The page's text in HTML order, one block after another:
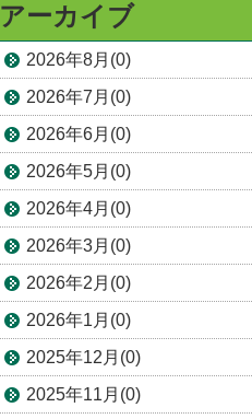
アーカイブ
2026年8月(0)
2026年7月(0)
2026年6月(0)
2026年5月(0)
2026年4月(0)
2026年3月(0)
2026年2月(0)
2026年1月(0)
2025年12月(0)
2025年11月(0)